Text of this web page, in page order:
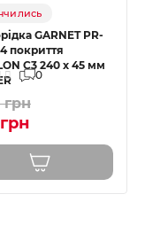
GARNET PR-
покриття
C3 240 x 45 мм
0
грн